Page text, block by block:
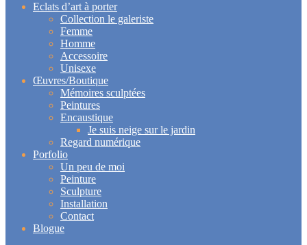
Eclats d’art à porter
Collection le galeriste
Femme
Homme
Accessoire
Unisexe
Œuvres/Boutique
Mémoires sculptées
Peintures
Encaustique
Je suis neige sur le jardin
Regard numérique
Porfolio
Un peu de moi
Peinture
Sculpture
Installation
Contact
Blogue